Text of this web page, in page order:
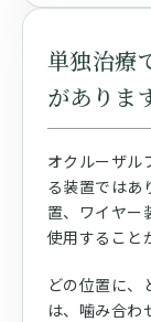
単独治療
がありま
オクルーザル
る装置ではあ
置、ワイヤー
使用すること
どの位置に、
は、噛み合わ